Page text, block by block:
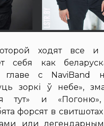
ходят все и
себя как
с NaviBand
зоркі ў небе»,
тут» и «Погоню»,
форсят в
или